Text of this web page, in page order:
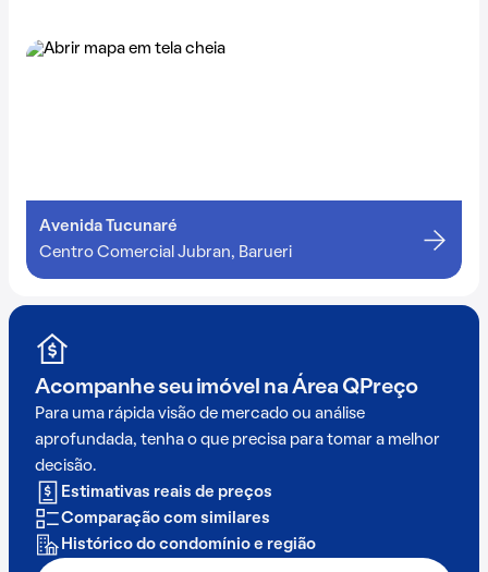
Avenida Tucunaré
Centro Comercial Jubran, Barueri
Acompanhe seu imóvel na Área QPreço
Para uma rápida visão de mercado ou análise
aprofundada, tenha o que precisa para tomar a melhor
decisão.
Estimativas reais de preços
Comparação com similares
Histórico do condomínio e região